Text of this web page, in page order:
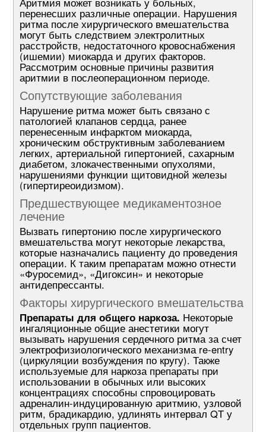
перенесших различные операции. Нарушения
ритма после хирургического вмешательства
могут быть следствием электролитных
расстройств, недостаточного кровоснабжения
(ишемии) миокарда и других факторов.
Рассмотрим основные причины развития
аритмии в послеоперационном периоде.
Сопутствующие заболевания
Нарушение ритма может быть связано с
патологией клапанов сердца, ранее
перенесенным инфарктом миокарда,
хроническим обструктивным заболеванием
легких, артериальной гипертонией, сахарным
диабетом, злокачественными опухолями,
нарушениями функции щитовидной железы
(гипертиреоидизмом).
Предшествующее медикаментозное
лечение
Вызвать гипертонию после хирургического
вмешательства могут некоторые лекарства,
которые назначались пациенту до проведения
операции. К таким препаратам можно отнести
«Фуросемид», «Дигоксин» и некоторые
антидепрессанты.
Факторы хирургического вмешательства
Препараты для общего наркоза. Некоторые
ингаляционные общие анестетики могут
вызывать нарушения сердечного ритма за счет
электрофизиологического механизма re-entry
(циркуляции возбуждения по кругу). Также
используемые для наркоза препараты при
использовании в обычных или высоких
концентрациях способны спровоцировать
адреналин-индуцированную аритмию, узловой
ритм, брадикардию, удлинять интервал QT у
отдельных групп пациентов.